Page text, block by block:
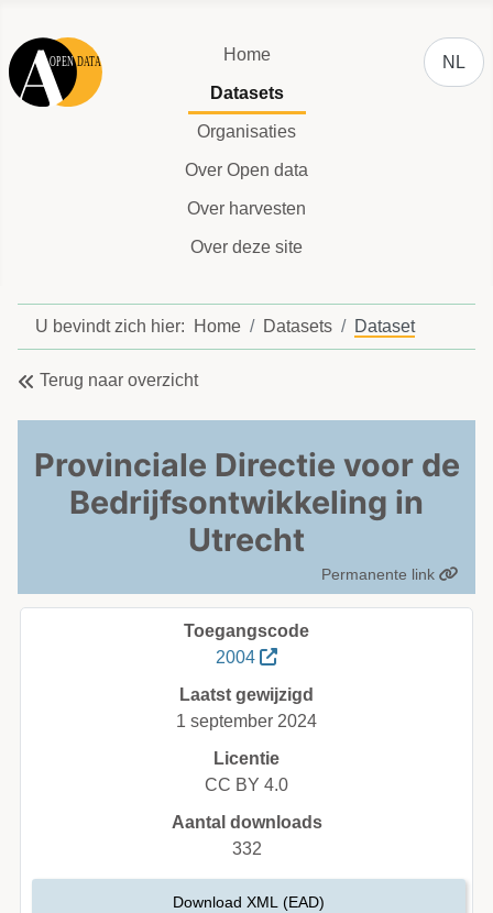
Home
Datasets
Organisaties
Over Open data
Over harvesten
Over deze site
NL
U bevindt zich hier: Home Datasets Dataset
Terug naar overzicht
Provinciale Directie voor de
Bedrijfsontwikkeling in
Utrecht
Permanente link
Toegangscode
2004
Laatst gewijzigd
1 september 2024
Licentie
CC BY 4.0
Aantal downloads
332
Download XML (EAD)